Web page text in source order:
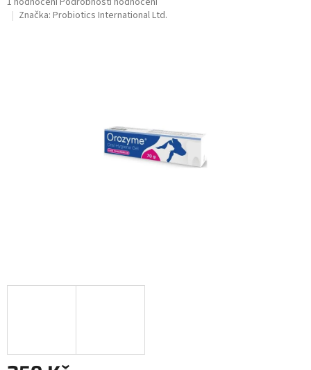
hodnocení
Značka: Probiotics International Ltd.